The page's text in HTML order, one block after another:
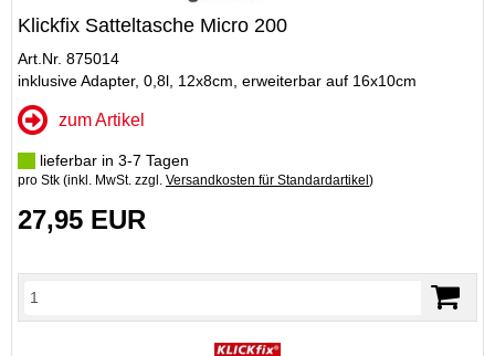
Klickfix Satteltasche Micro 200
Art.Nr. 875014
inklusive Adapter, 0,8l, 12x8cm, erweiterbar auf 16x10cm
zum Artikel
lieferbar in 3-7 Tagen
pro Stk (inkl. MwSt. zzgl. Versandkosten für Standardartikel)
27,95 EUR